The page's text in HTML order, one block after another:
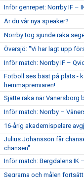
Inför genrepet: Norrby IF –
Är du vår nya speaker?
Norrby tog sjunde raka
Översjö: "Vi har lagt upp
Inför match: Norrby IF –
Fotboll ses bäst på plats -
hemmapremiären!
Sjätte raka när Vänersborg
Inför match: Norrby –
16-årig akademispelare
Julius Johansson får
chansen"
Inför match: Bergdalens IK
Segrarna och målen